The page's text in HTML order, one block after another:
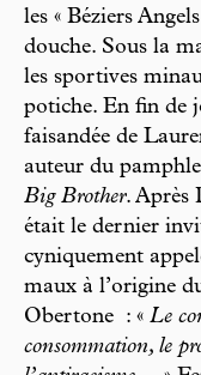
les « Béziers
douche. Sous la
les sportives
potiche. En fin de
faisandée de
auteur du
Big Brother. Après
était le dernier
cyniquement
maux à l’origine
Obertone : « Le
consommation, le